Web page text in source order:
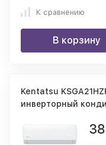
К сравнению
В корзину
Kentatsu
инверторный